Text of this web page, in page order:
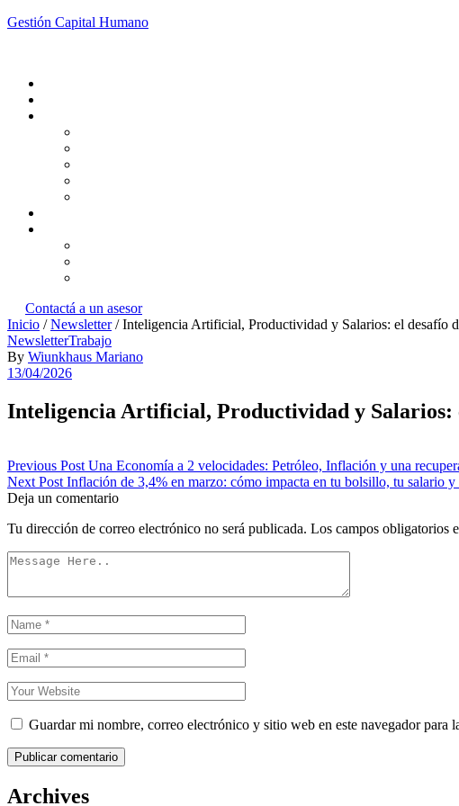
Gestión Capital Humano
Menu
Contactá a un asesor
Inicio /Newsletter/ Inteligencia Artificial, Productividad y Salarios: el desafío
Categories
NewsletterTrabajo
By Wiunkhaus Mariano
13/04/2026
Inteligencia Artificial, Productividad y Salarios:
Navegación
de
entradas
Previous Post Una Economía a 2 velocidades: Petróleo, Inflación y una
Next Post Inflación de 3,4% en marzo: cómo impacta en tu bolsillo, tu salario y
Deja un comentario
Tu dirección de correo electrónico no será publicada. Los campos obligatorios
Guardar mi nombre, correo electrónico y sitio web en este navegador para
Publicar comentario
Archives